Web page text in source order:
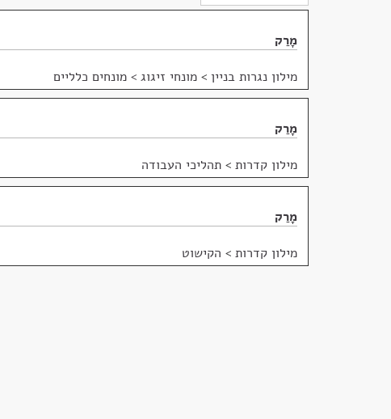
מָרַק
מילון נגרות בניין > מונחי זיגוג > מונחים כלליים
מָרַק
מילון קדרות > תהליכי העבודה
מָרַק
מילון קדרות > הקישוט